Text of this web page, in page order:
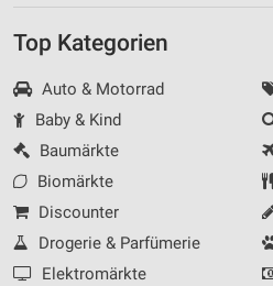
Top Kategorien
Auto & Motorrad
Baby & Kind
Baumärkte
Biomärkte
Discounter
Drogerie & Parfümerie
Elektromärkte